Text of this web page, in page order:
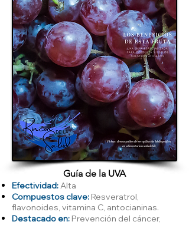
Guía de la UVA
Efectividad:Alta
Compuestos clave: Resveratrol,
flavonoides, vitamina C, antocianinas.
Destacado en: Prevención del cáncer,